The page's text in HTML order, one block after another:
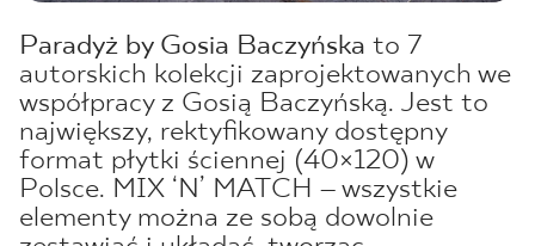
Paradyż by Gosia Baczyńska to 7
autorskich kolekcji zaprojektowanych we
współpracy z Gosią Baczyńską. Jest to
największy, rektyfikowany dostępny
format płytki ściennej (40×120) w
Polsce. MIX ‘N’ MATCH – wszystkie
elementy można ze sobą dowolnie